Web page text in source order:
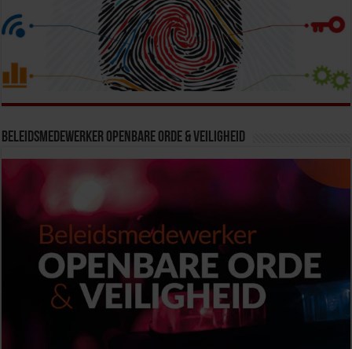
Beleidsmedewerker Openbare Orde & Veiligheid